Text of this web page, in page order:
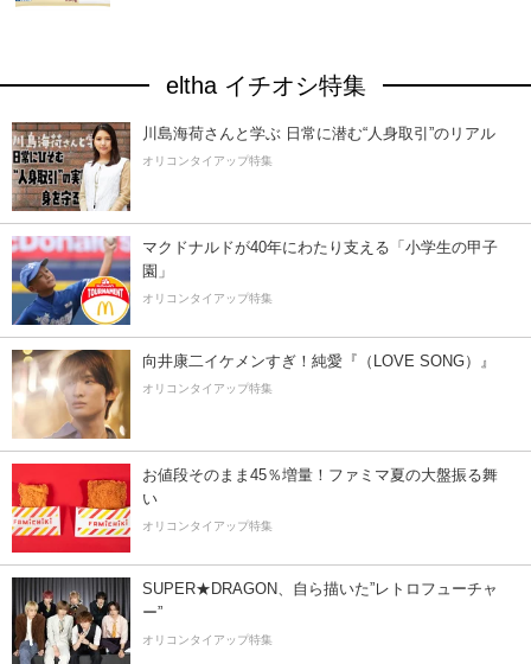
eltha イチオシ特集
川島海荷さんと学ぶ 日常に潜む“人身取引”のリアル
オリコンタイアップ特集
マクドナルドが40年にわたり支える「小学生の甲子
園」
オリコンタイアップ特集
向井康二イケメンすぎ！純愛『（LOVE SONG）』
オリコンタイアップ特集
お値段そのまま45％増量！ファミマ夏の大盤振る舞
い
オリコンタイアップ特集
SUPER★DRAGON、自ら描いた”レトロフューチャ
ー”
オリコンタイアップ特集